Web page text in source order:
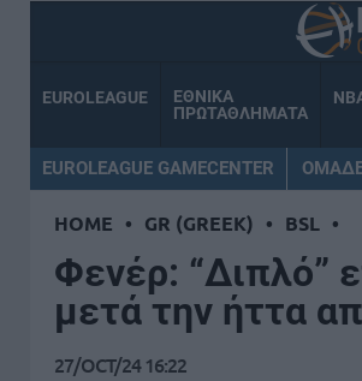
EUROLEAGUE
ΕΘΝΙΚΑ
ΠΡΩΤΑΘΛΗΜΑΤΑ
EUROLEAGUE GAMECENTER
HOME • GR (GREEK) • BSL •
Φενέρ: “Διπλό”
μετά την ήττα
27/OCT/24 16:22